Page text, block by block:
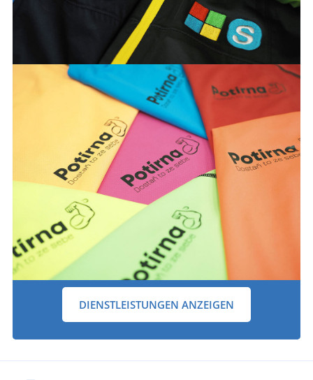
DIENSTLEISTUNGEN ANZEIGEN